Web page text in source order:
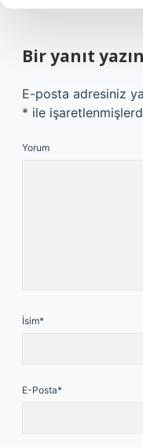
Bir yanıt yazın
E-posta adresiniz
* ile
Yorum
İsim*
E-Posta*